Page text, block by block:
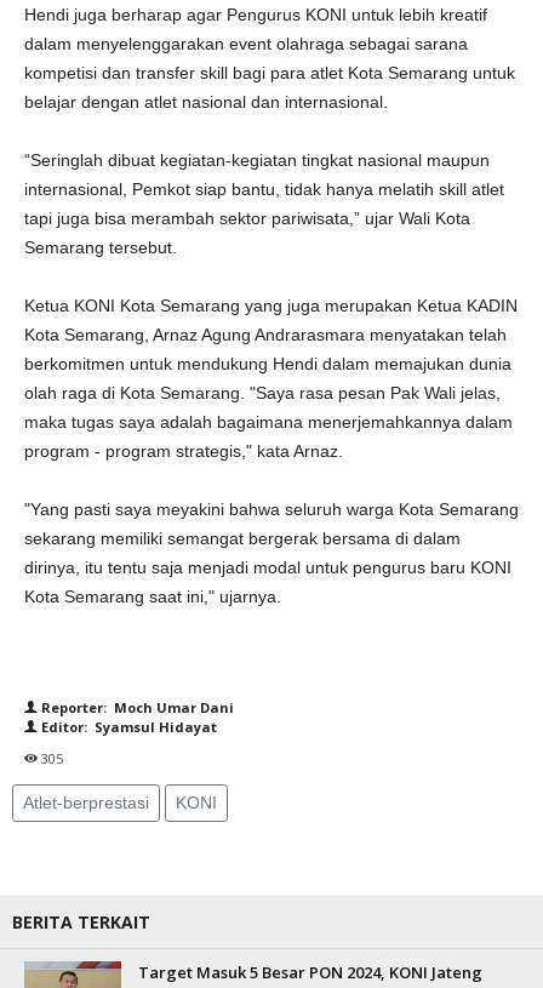
Hendi juga berharap agar Pengurus KONI untuk lebih kreatif
dalam menyelenggarakan event olahraga sebagai sarana
kompetisi dan transfer skill bagi para atlet Kota Semarang untuk
belajar dengan atlet nasional dan internasional.
“Seringlah dibuat kegiatan-kegiatan tingkat nasional maupun
internasional, Pemkot siap bantu, tidak hanya melatih skill atlet
tapi juga bisa merambah sektor pariwisata,” ujar Wali Kota
Semarang tersebut.
Ketua KONI Kota Semarang yang juga merupakan Ketua KADIN
Kota Semarang, Arnaz Agung Andrarasmara menyatakan telah
berkomitmen untuk mendukung Hendi dalam memajukan dunia
olah raga di Kota Semarang. "Saya rasa pesan Pak Wali jelas,
maka tugas saya adalah bagaimana menerjemahkannya dalam
program - program strategis," kata Arnaz.
"Yang pasti saya meyakini bahwa seluruh warga Kota Semarang
sekarang memiliki semangat bergerak bersama di dalam
dirinya, itu tentu saja menjadi modal untuk pengurus baru KONI
Kota Semarang saat ini," ujarnya.
Reporter: Moch Umar Dani
Editor: Syamsul Hidayat
305
Atlet-berprestasi KONI
BERITA TERKAIT
Target Masuk 5 Besar PON 2024, KONI Jateng